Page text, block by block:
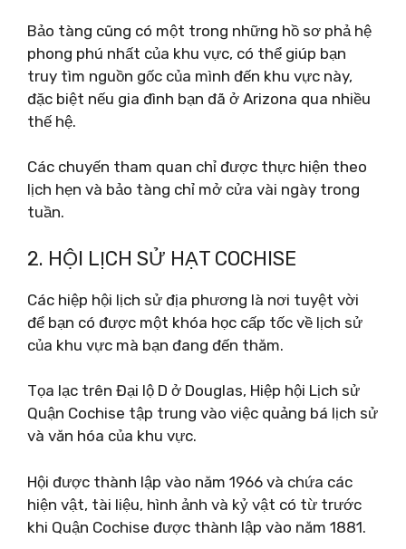
Bảo tàng cũng có một trong những hồ sơ phả hệ
phong phú nhất của khu vực, có thể giúp bạn
truy tìm nguồn gốc của mình đến khu vực này,
đặc biệt nếu gia đình bạn đã ở Arizona qua nhiều
thế hệ.
Các chuyến tham quan chỉ được thực hiện theo
lịch hẹn và bảo tàng chỉ mở cửa vài ngày trong
tuần.
2. HỘI LỊCH SỬ HẠT COCHISE
Các hiệp hội lịch sử địa phương là nơi tuyệt vời
để bạn có được một khóa học cấp tốc về lịch sử
của khu vực mà bạn đang đến thăm.
Tọa lạc trên Đại lộ D ở Douglas, Hiệp hội Lịch sử
Quận Cochise tập trung vào việc quảng bá lịch sử
và văn hóa của khu vực.
Hội được thành lập vào năm 1966 và chứa các
hiện vật, tài liệu, hình ảnh và kỷ vật có từ trước
khi Quận Cochise được thành lập vào năm 1881.